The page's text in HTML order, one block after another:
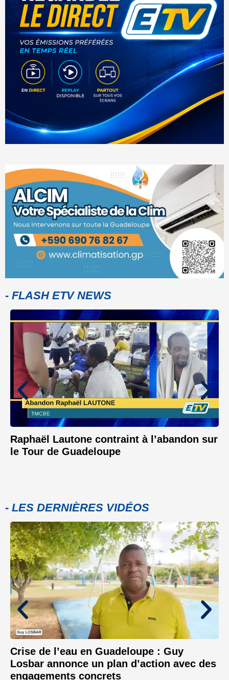
- FLASH ETV NEWS
Raphaël Lautone contraint à l’abandon sur
le Tour de Guadeloupe
- LES DERNIÈRES VIDÉOS
Crise de l’eau en Guadeloupe : Guy
Losbar annonce un plan d’action avec des
engagements concrets